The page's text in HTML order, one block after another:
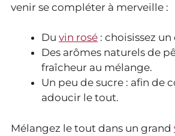
venir se compléter à merveille :
Du vin rosé : choisissez
Des arômes naturels de
fraîcheur au mélange.
Un peu de sucre : afin de
adoucir le tout.
Mélangez le tout dans un grand